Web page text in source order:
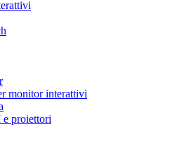
monitor interattivi
proiettori